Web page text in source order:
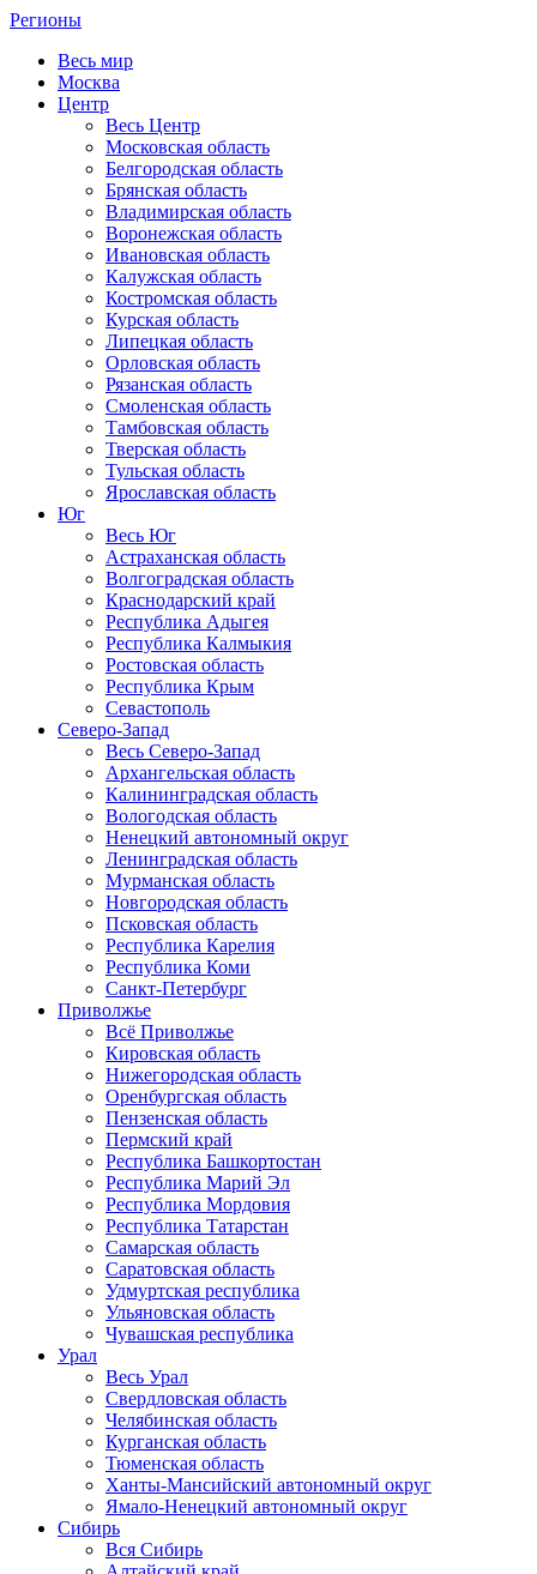
Регионы
Весь мир
Москва
Центр
Весь Центр
Московская область
Белгородская область
Брянская область
Владимирская область
Воронежская область
Ивановская область
Калужская область
Костромская область
Курская область
Липецкая область
Орловская область
Рязанская область
Смоленская область
Тамбовская область
Тверская область
Тульская область
Ярославская область
Юг
Весь Юг
Астраханская область
Волгоградская область
Краснодарский край
Республика Адыгея
Республика Калмыкия
Ростовская область
Республика Крым
Севастополь
Северо-Запад
Весь Северо-Запад
Архангельская область
Калининградская область
Вологодская область
Ненецкий автономный округ
Ленинградская область
Мурманская область
Новгородская область
Псковская область
Республика Карелия
Республика Коми
Санкт-Петербург
Приволжье
Всё Приволжье
Кировская область
Нижегородская область
Оренбургская область
Пензенская область
Пермский край
Республика Башкортостан
Республика Марий Эл
Республика Мордовия
Республика Татарстан
Самарская область
Саратовская область
Удмуртская республика
Ульяновская область
Чувашская республика
Урал
Весь Урал
Свердловская область
Челябинская область
Курганская область
Тюменская область
Ханты-Мансийский автономный округ
Ямало-Ненецкий автономный округ
Сибирь
Вся Сибирь